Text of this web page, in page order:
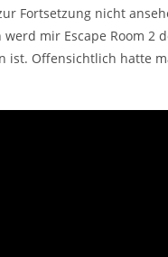
Fortsetzung nicht
werd mir Escape Room
Offensichtlich hatte